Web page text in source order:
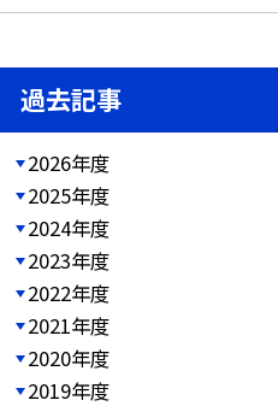
過去記事
2026年度
2025年度
2024年度
2023年度
2022年度
2021年度
2020年度
2019年度